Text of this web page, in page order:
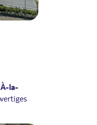
À-la-